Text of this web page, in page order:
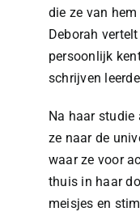
die ze van
Deborah
persoonlijk
schrijven
Na haar studie
ze naar de
waar ze voor
thuis in haar
meisjes en